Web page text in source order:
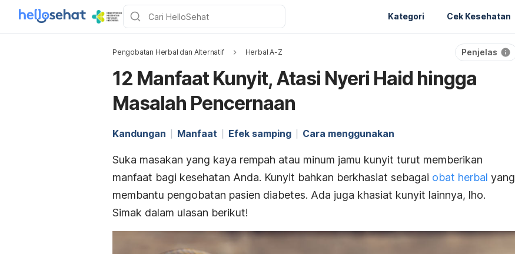
Kategori Cek Kesehatan
Pengobatan Herbal dan Alternatif Herbal A-Z Penjelas
12 Manfaat Kunyit, Atasi Nyeri Haid hingga
Masalah Pencernaan
Kandungan Manfaat Efek samping Cara menggunakan
Suka masakan yang kaya rempah atau minum jamu kunyit turut memberikan
manfaat bagi kesehatan Anda. Kunyit bahkan berkhasiat sebagai obat herbal yang
membantu pengobatan pasien diabetes. Ada juga khasiat kunyit lainnya, lho.
Simak dalam ulasan berikut!